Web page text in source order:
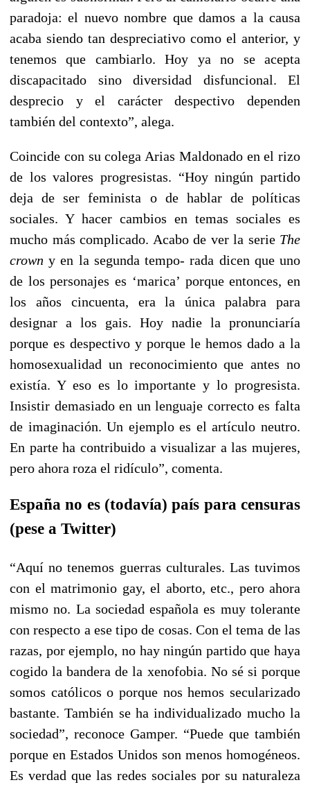
paradoja: el nuevo nombre que damos a la causa
acaba siendo tan despreciativo como el anterior, y
tenemos que cambiarlo. Hoy ya no se acepta
discapacitado sino diversidad disfuncional. El
desprecio y el carácter despectivo dependen
también del contexto”, alega.
Coincide con su colega Arias Maldonado en el rizo
de los valores progresistas. “Hoy ningún partido
deja de ser feminista o de hablar de políticas
sociales. Y hacer cambios en temas sociales es
mucho más complicado. Acabo de ver la serie The
crowny en la segunda tempo- rada dicen que uno
de los personajes es ‘marica’ porque entonces, en
los años cincuenta, era la única palabra para
designar a los gais. Hoy nadie la pronunciaría
porque es despectivo y porque le hemos dado a la
homosexualidad un reconocimiento que antes no
existía. Y eso es lo importante y lo progresista.
Insistir demasiado en un lenguaje correcto es falta
de imaginación. Un ejemplo es el artículo neutro.
En parte ha contribuido a visualizar a las mujeres,
pero ahora roza el ridículo”, comenta.
España no es (todavía) país para censuras
(pese a Twitter)
“Aquí no tenemos guerras culturales. Las tuvimos
con el matrimonio gay, el aborto, etc., pero ahora
mismo no. La sociedad española es muy tolerante
con respecto a ese tipo de cosas. Con el tema de las
razas, por ejemplo, no hay ningún partido que haya
cogido la bandera de la xenofobia. No sé si porque
somos católicos o porque nos hemos secularizado
bastante. También se ha individualizado mucho la
sociedad”, reconoce Gamper. “Puede que también
porque en Estados Unidos son menos homogéneos.
Es verdad que las redes sociales por su naturaleza